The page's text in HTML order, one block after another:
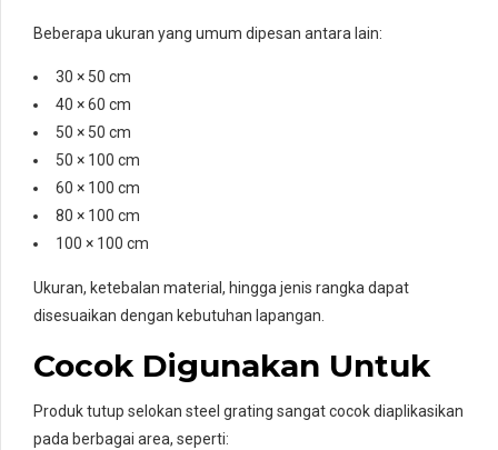
Beberapa ukuran yang umum dipesan antara lain:
30 × 50 cm
40 × 60 cm
50 × 50 cm
50 × 100 cm
60 × 100 cm
80 × 100 cm
100 × 100 cm
Ukuran, ketebalan material, hingga jenis rangka dapat
disesuaikan dengan kebutuhan lapangan.
Cocok Digunakan Untuk
Produk tutup selokan steel grating sangat cocok diaplikasikan
pada berbagai area, seperti: